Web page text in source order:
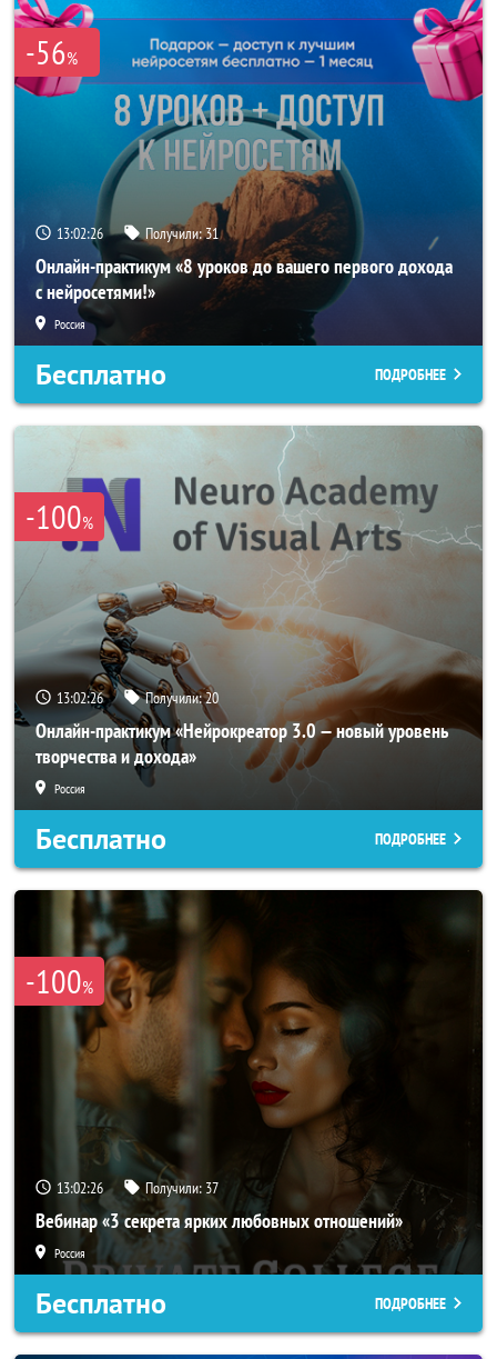
-56%
13:02:23 Получили:31
Онлайн-практикум «8 уроков до вашего первого дохода
с нейросетями!»
Россия
Бесплатно ПОДРОБНЕЕ
-100%
13:02:23 Получили:20
Онлайн-практикум «Нейрокреатор 3.0 — новый уровень
творчества и дохода»
Россия
Бесплатно ПОДРОБНЕЕ
-100%
13:02:23 Получили: 37
Вебинар «3 секрета ярких любовных отношений»
Россия
Бесплатно ПОДРОБНЕЕ